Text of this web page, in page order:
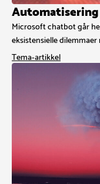
Microsoft chatbot går
eksistensielle
Tema-artikkel